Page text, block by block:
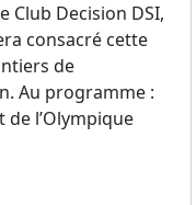
Club Decision DSI,
consacré cette
de
Au programme :
de l’Olympique